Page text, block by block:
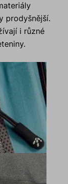
prodyšnější.
i různé